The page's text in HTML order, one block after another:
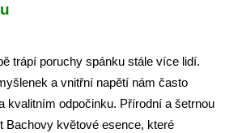
trápí poruchy spánku stále více lidí.
a vnitřní napětí nám často
kvalitním odpočinku. Přírodní a šetrnou
Bachovy květové esence, které